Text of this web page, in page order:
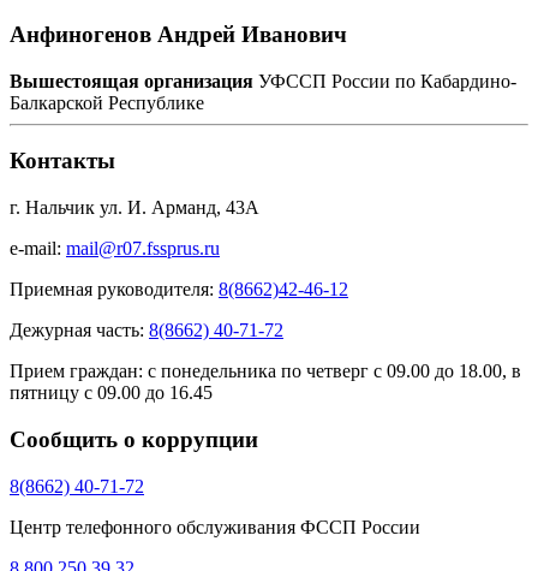
Анфиногенов Андрей Иванович
Вышестоящая организация УФССП России по Кабардино-
Балкарской Республике
Контакты
г. Нальчик ул. И. Арманд, 43А
e-mail: mail@r07.fssprus.ru
Приемная руководителя: 8(8662)42-46-12
Дежурная часть: 8(8662) 40-71-72
Прием граждан: с понедельника по четверг с 09.00 до 18.00, в
пятницу с 09.00 до 16.45
Сообщить о коррупции
8(8662) 40-71-72
Центр телефонного обслуживания ФССП России